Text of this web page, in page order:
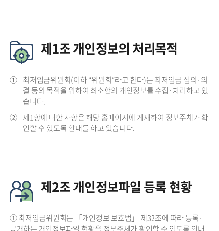
제1조 개인정보의 처리목적
① 최저임금위원회(이하 “위원회”라고 한다)는 최저임금 심의·의
결 등의 목적을 위하여 최소한의 개인정보를 수집·처리하고 있
습니다.
② 제1항에 대한 사항은 해당 홈페이지에 게재하여 정보주체가 확
인할 수 있도록 안내를 하고 있습니다.
제2조 개인정보파일 등록 현황
① 최저임금위원회는 「개인정보 보호법」 제32조에 따라 등록·
공개하는 개인정보파일 현황을 정부주체가 확인할 수 있도록 안내